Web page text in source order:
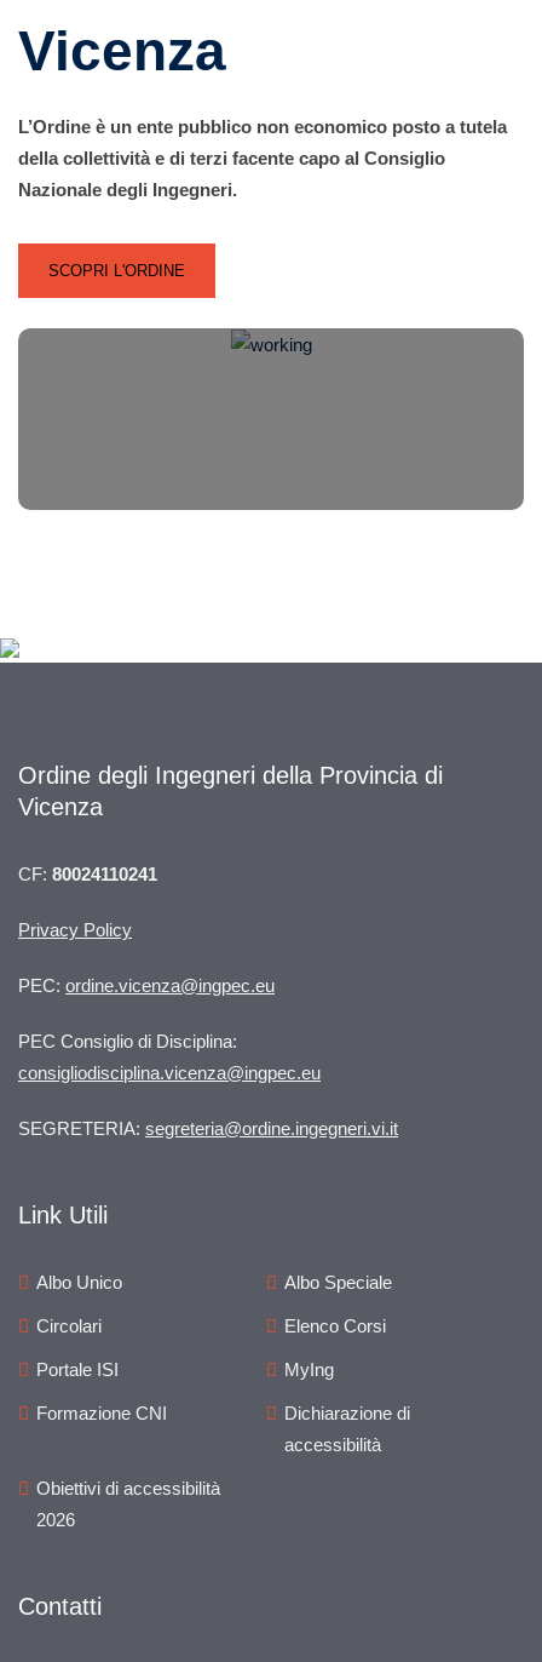
Vicenza
L’Ordine è un ente pubblico non economico posto a tutela
della collettività e di terzi facente capo al Consiglio
Nazionale degli Ingegneri.
SCOPRI L'ORDINE
Ordine degli Ingegneri della Provincia di
Vicenza
CF: 80024110241
Privacy Policy
PEC: ordine.vicenza@ingpec.eu
PEC Consiglio di Disciplina:
consigliodisciplina.vicenza@ingpec.eu
SEGRETERIA: segreteria@ordine.ingegneri.vi.it
Link Utili
Albo Unico Albo Speciale
Circolari Elenco Corsi
Portale ISI MyIng
Formazione CNI
Dichiarazione di
accessibilità
Obiettivi di accessibilità
2026
Contatti